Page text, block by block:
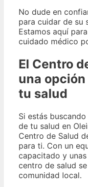
No dude en
para cuidar de su
Estamos aquí
cuidado médico
El Centro
una
tu salud
Si estás
de tu salud en
Centro de Salud
para ti. Con un
capacitado y
centro de salud
comunidad local.